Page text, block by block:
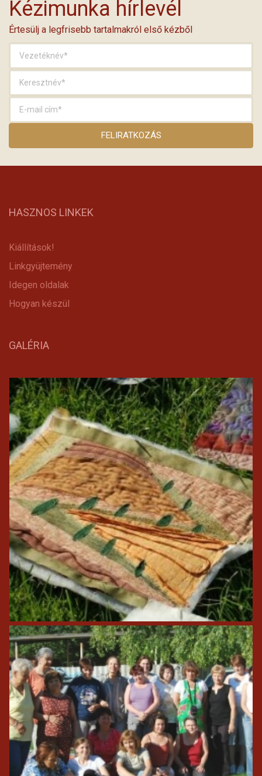
Kézimunka hírlevél
Értesülj a legfrisebb tartalmakról első kézből
HASZNOS LINKEK
Kiállítások!
Linkgyüjtemény
Idegen oldalak
Hogyan készül
GALÉRIA